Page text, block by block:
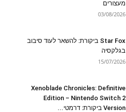
מעצורים
03/08/2026
Star Fox ביקורת: להשאר לעוד סיבוב
בגלקסיה
15/07/2026
Xenoblade Chronicles: Definitive
Edition – Nintendo Switch 2
Version ביקורת: דרמטי...